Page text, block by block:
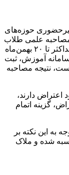
حوزه‌های
مصاحبه علمی طلاب
بازپذیری سطح سه در سامانه آموزش، طلاب حداکثر تا ۲۰ بهمن‌ماه
آموزش، ثبت
نتیجه مصاحبه
اعتراض دارند،
گزینه اتمام
به این نکته بر
از ۱۰۰ امتیاز محاسبه شده و ملاک